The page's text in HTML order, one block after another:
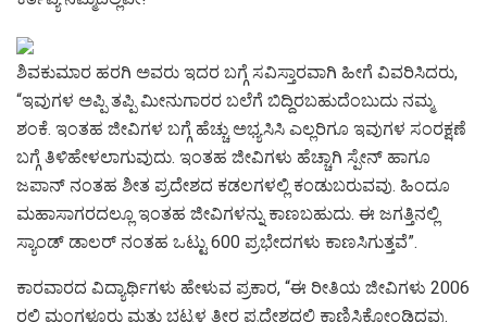
ಶಿವಕುಮಾರ ಹರಗಿ ಅವರು ಇದರ ಬಗ್ಗೆ ಸವಿಸ್ತಾರವಾಗಿ ಹೀಗೆ ವಿವರಿಸಿದರು,
“ಇವುಗಳ ಅಪ್ಪಿ ತಪ್ಪಿ ಮೀನುಗಾರರ ಬಲೆಗೆ ಬಿದ್ದಿರಬಹುದೆಂಬುದು ನಮ್ಮ
ಶಂಕೆ. ಇಂತಹ ಜೀವಿಗಳ ಬಗ್ಗೆ ಹೆಚ್ಚು ಅಭ್ಯಸಿಸಿ ಎಲ್ಲರಿಗೂ ಇವುಗಳ ಸಂರಕ್ಷಣೆ
ಬಗ್ಗೆ ತಿಳಿಹೇಳಲಾಗುವುದು. ಇಂತಹ ಜೀವಿಗಳು ಹೆಚ್ಚಾಗಿ ಸ್ಪೇನ್ ಹಾಗೂ
ಜಪಾನ್ ನಂತಹ ಶೀತ ಪ್ರದೇಶದ ಕಡಲಗಳಲ್ಲಿ ಕಂಡುಬರುವವು. ಹಿಂದೂ
ಮಹಾಸಾಗರದಲ್ಲೂ ಇಂತಹ ಜೀವಿಗಳನ್ನು ಕಾಣಬಹುದು. ಈ ಜಗತ್ತಿನಲ್ಲಿ
ಸ್ಯಾಂಡ್ ಡಾಲರ್ ನಂತಹ ಒಟ್ಟು 600 ಪ್ರಭೇದಗಳು ಕಾಣಸಿಗುತ್ತವೆ”.
ಕಾರವಾರದ ವಿದ್ಯಾರ್ಥಿಗಳು ಹೇಳುವ ಪ್ರಕಾರ, “ಈ ರೀತಿಯ ಜೀವಿಗಳು 2006
ರಲ್ಲಿ ಮಂಗಳೂರು ಮತ್ತು ಭಟ್ಕಳ ತೀರ ಪ್ರದೇಶದಲ್ಲಿ ಕಾಣಿಸಿಕೋಂಡಿದ್ದವು.